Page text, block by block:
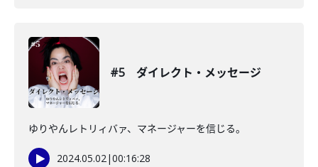
#5 ダイレクト・メッセージ
ゆりやんレトリィバァ、マネージャーを信じる。
2024.05.02|00:16:28